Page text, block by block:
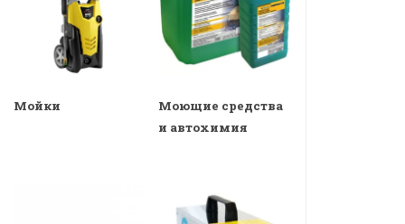
Мойки
Моющие средства
и автохимия